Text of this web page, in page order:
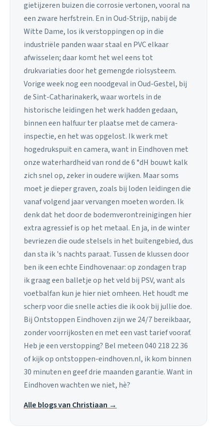
gietijzeren buizen die corrosie vertonen, vooral na
een zware herfstrein. En in Oud-Strijp, nabij de
Witte Dame, los ik verstoppingen op in die
industriële panden waar staal en PVC elkaar
afwisselen; daar komt het wel eens tot
drukvariaties door het gemengde riolsysteem.
Vorige week nog een noodgeval in Oud-Gestel, bij
de Sint-Catharinakerk, waar wortels in de
historische leidingen het werk hadden gedaan,
binnen een halfuur ter plaatse met de camera-
inspectie, en het was opgelost. Ik werk met
hogedrukspuit en camera, want in Eindhoven met
onze waterhardheid van rond de 6 °dH bouwt kalk
zich snel op, zeker in oudere wijken. Maar soms
moet je dieper graven, zoals bij loden leidingen die
vanaf volgend jaar vervangen moeten worden. Ik
denk dat het door de bodemverontreinigingen hier
extra agressief is op het metaal. En ja, in de winter
bevriezen die oude stelsels in het buitengebied, dus
dan sta ik 's nachts paraat. Tussen de klussen door
ben ik een echte Eindhovenaar: op zondagen trap
ik graag een balletje op het veld bij PSV, want als
voetbalfan kun je hier niet omheen. Het houdt me
scherp voor die snelle acties die ik ook bij jullie doe.
Bij Ontstoppen Eindhoven zijn we 24/7 bereikbaar,
zonder voorrijkosten en met een vast tarief vooraf.
Heb je een verstopping? Bel meteen 040 218 22 36
of kijk op ontstoppen-eindhoven.nl, ik kom binnen
30 minuten en geef drie maanden garantie. Want in
Eindhoven wachten we niet, hè?
Alle blogs van Christiaan →